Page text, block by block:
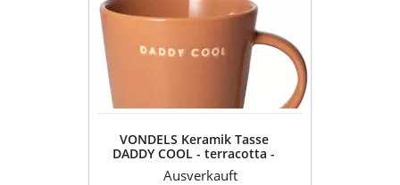
Tasse
DADDY
COOL
terracotta
350ml
Set
VONDELS Keramik Tasse
DADDY COOL - terracotta -
350ml - 2er Set
Ausverkauft